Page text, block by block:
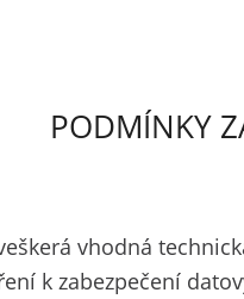
PODMÍNKY
vhodná
k zabezpečení